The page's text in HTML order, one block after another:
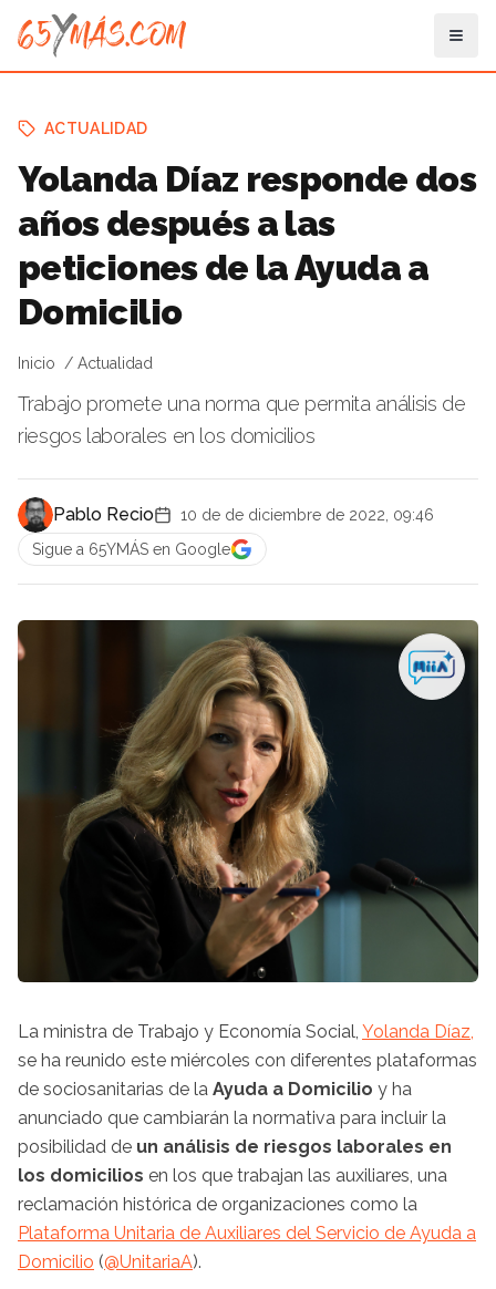
ACTUALIDAD
Yolanda Díaz responde dos
años después a las
peticiones de la Ayuda a
Domicilio
Inicio Actualidad
Trabajo promete una norma que permita análisis de
riesgos laborales en los domicilios
Pablo Recio
10 de de diciembre de 2022, 09:46
Sigue a 65YMÁS en Google
La ministra de Trabajo y Economía Social, Yolanda Díaz,
se ha reunido este miércoles con diferentes plataformas
de sociosanitarias de la Ayuda a Domicilio y ha
anunciado que cambiarán la normativa para incluir la
posibilidad de un análisis de riesgos laborales en
los domicilios en los que trabajan las auxiliares, una
reclamación histórica de organizaciones como la
Plataforma Unitaria de Auxiliares del Servicio de Ayuda a
Domicilio (@UnitariaA).